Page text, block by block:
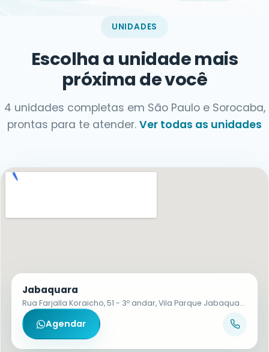
UNIDADES
Escolha a unidade mais
próxima de você
4 unidades completas em São Paulo e Sorocaba,
prontas para te atender. Ver todas as unidades
Jabaquara
Rua Farjalla Koraicho, 51 - 3º andar, Vila Parque Jabaquara - CEP 04321-130
Agendar